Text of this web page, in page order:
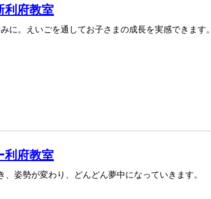
利府教室
に。えいごを通してお子さまの成長を実感できます。
利府教室
姿勢が変わり、どんどん夢中になっていきます。